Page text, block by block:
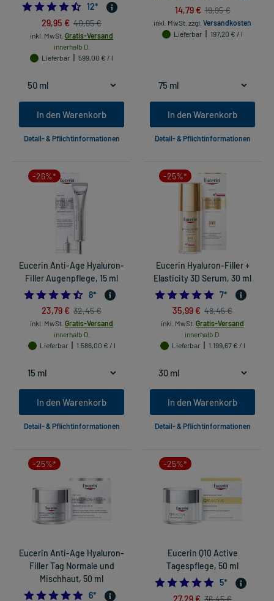
4.5
12*
29,95 € 40,95 €
inkl. MwSt. Gratis-Versand
innerhalb D.
Lieferbar
599,00 € / l
In den Warenkorb
Detail- & Pflichtinformationen
14,79 € 19,95 €
inkl. MwSt. zzgl. Versandkosten
Lieferbar
197,20 € / l
In den Warenkorb
Detail- & Pflichtinformationen
-26%*
Eucerin Anti-Age Hyaluron-
Filler Augenpflege, 15 ml
4.5
8*
23,79 € 32,45 €
inkl. MwSt. Gratis-Versand
innerhalb D.
Lieferbar
1.586,00 € / l
In den Warenkorb
Detail- & Pflichtinformationen
-25%*
Eucerin Hyaluron-Filler +
Elasticity 3D Serum, 30 ml
7*
35,99 € 48,45 €
inkl. MwSt. Gratis-Versand
innerhalb D.
Lieferbar
1.199,67 € / l
In den Warenkorb
Detail- & Pflichtinformationen
-25%*
Eucerin Anti-Age Hyaluron-
Filler Tag Normale und
Mischhaut, 50 ml
4.833333333333333
6*
-25%*
Eucerin Q10 Active
Tagespflege, 50 ml
5.0
5*
27,29 € 36,45 €